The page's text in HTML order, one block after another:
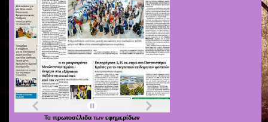
Τα πρωτοσέλιδα των εφημερίδων